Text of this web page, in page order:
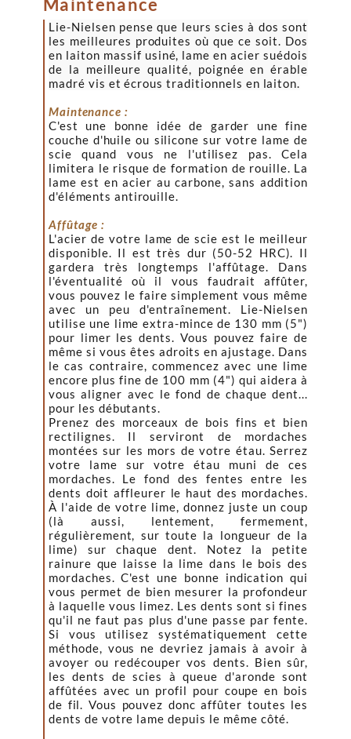
Maintenance
Lie-Nielsen pense que leurs scies à dos sont
les meilleures produites où que ce soit. Dos
en laiton massif usiné, lame en acier suédois
de la meilleure qualité, poignée en érable
madré vis et écrous traditionnels en laiton.
Maintenance :
C'est une bonne idée de garder une fine
couche d'huile ou silicone sur votre lame de
scie quand vous ne l'utilisez pas. Cela
limitera le risque de formation de rouille. La
lame est en acier au carbone, sans addition
d'éléments antirouille.
Affûtage :
L'acier de votre lame de scie est le meilleur
disponible. Il est très dur (50-52 HRC). Il
gardera très longtemps l'affûtage. Dans
l'éventualité où il vous faudrait affûter,
vous pouvez le faire simplement vous même
avec un peu d'entraînement. Lie-Nielsen
utilise une lime extra-mince de 130 mm (5")
pour limer les dents. Vous pouvez faire de
même si vous êtes adroits en ajustage. Dans
le cas contraire, commencez avec une lime
encore plus fine de 100 mm (4") qui aidera à
vous aligner avec le fond de chaque dent...
pour les débutants.
Prenez des morceaux de bois fins et bien
rectilignes. Il serviront de mordaches
montées sur les mors de votre étau. Serrez
votre lame sur votre étau muni de ces
mordaches. Le fond des fentes entre les
dents doit affleurer le haut des mordaches.
À l'aide de votre lime, donnez juste un coup
(là aussi, lentement, fermement,
régulièrement, sur toute la longueur de la
lime) sur chaque dent. Notez la petite
rainure que laisse la lime dans le bois des
mordaches. C'est une bonne indication qui
vous permet de bien mesurer la profondeur
à laquelle vous limez. Les dents sont si fines
qu'il ne faut pas plus d'une passe par fente.
Si vous utilisez systématiquement cette
méthode, vous ne devriez jamais à avoir à
avoyer ou redécouper vos dents. Bien sûr,
les dents de scies à queue d'aronde sont
affûtées avec un profil pour coupe en bois
de fil. Vous pouvez donc affûter toutes les
dents de votre lame depuis le même côté.